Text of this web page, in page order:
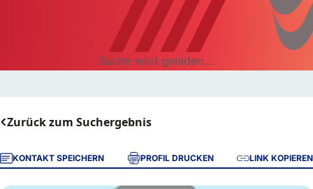
Suche wird geladen...
Zurück zum Suchergebnis
KONTAKT SPEICHERN PROFIL DRUCKEN LINK KOPIEREN